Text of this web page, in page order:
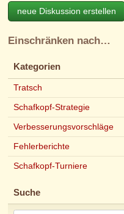
neue Diskussion erstellen
Einschränken nach…
Kategorien
Tratsch
Schafkopf-Strategie
Verbesserungsvorschläge
Fehlerberichte
Schafkopf-Turniere
Suche